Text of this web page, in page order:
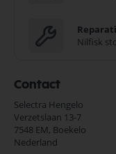
Nilfisk
Contact
Selectra Hengelo
Verzetslaan 13-7
7548 EM, Boekelo
Nederland